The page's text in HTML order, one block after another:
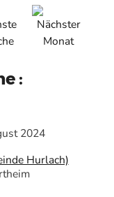
:
2024
Hurlach)